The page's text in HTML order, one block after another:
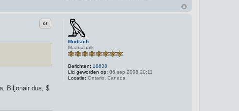
Mortlach
Maarschalk
Berichten: 18638
Lid geworden op: 06 sep 2008 20:11
Locatie: Ontario, Canada
Citeer
Biljonair dus, $